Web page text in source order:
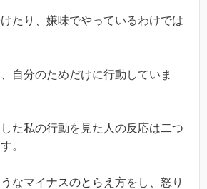
たり、嫌味でやっているわけでは
自分のためだけに行動していま
た私の行動を見た人の反応は二つ
。
なマイナスのとらえ方をし、怒り